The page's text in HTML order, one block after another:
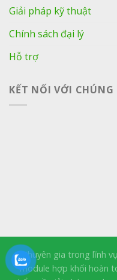
Giải pháp kỹ thuật
Chính sách đại lý
Hỗ trợ
KẾT NỐI VỚI CHÚNG
Chuyên gia trong lĩnh
module hợp khối hoàn